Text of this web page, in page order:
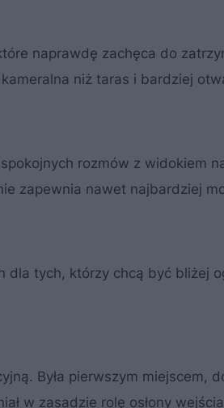
naprawdę zachęca do
niż taras i bardziej
rozmów z widokiem
zapewnia nawet najbardziej
dla tych, którzy chcą być bliżej
Była pierwszym miejscem,
w zasadzie rolę osłony